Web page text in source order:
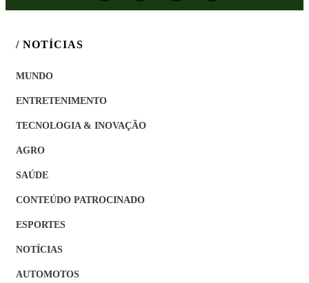
/ NOTÍCIAS
MUNDO
ENTRETENIMENTO
TECNOLOGIA & INOVAÇÃO
AGRO
SAÚDE
CONTEÚDO PATROCINADO
ESPORTES
NOTÍCIAS
AUTOMOTOS